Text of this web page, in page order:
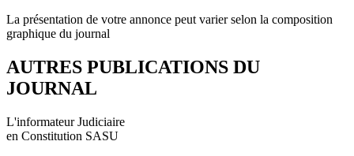
La présentation de votre annonce peut varier selon la composition
graphique du journal
AUTRES PUBLICATIONS DU
JOURNAL
L'informateur Judiciaire
en Constitution SASU